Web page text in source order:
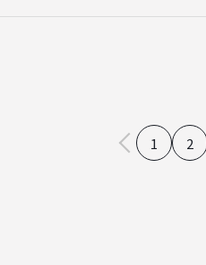
1 2